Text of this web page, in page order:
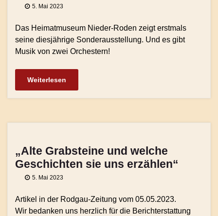
5. Mai 2023
Das Heimatmuseum Nieder-Roden zeigt erstmals
seine diesjährige Sonderausstellung. Und es gibt
Musik von zwei Orchestern!
Weiterlesen
„Alte Grabsteine und welche
Geschichten sie uns erzählen“
5. Mai 2023
Artikel in der Rodgau-Zeitung vom 05.05.2023.
Wir bedanken uns herzlich für die Berichterstattung